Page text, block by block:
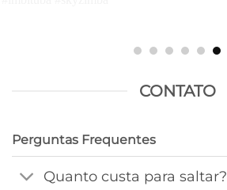
CONTATO
Perguntas Frequentes
Quanto custa para saltar?